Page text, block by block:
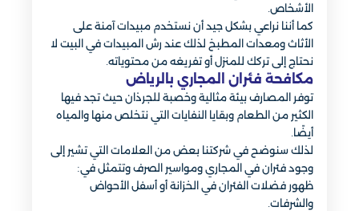
الأشخاص.
كما أننا نراعي بشكل جيد أن نستخدم مبيدات آمنة على
الأثاث ومعدات المطبخ لذلك عند رش المبيدات في البيت لا
نحتاج إلى تركك للمنزل أو تفريغه من محتوياته.
مكافحة فئران المجاري بالرياض
توفر المصارف بيئة مثالية وخصبة للجرذان حيث تجد فيها
الكثير من الطعام وبقايا النفايات التي نتخلص منها والمياه
أيضًا.
لذلك سنوضح في شركتنا بعض من العلامات التي تشير إلى
وجود فئران في المجاري ومواسير الصرف وتتمثل في:
ظهور فضلات الفئران في الخزانة أو أسفل الأحواض
والشرفات.